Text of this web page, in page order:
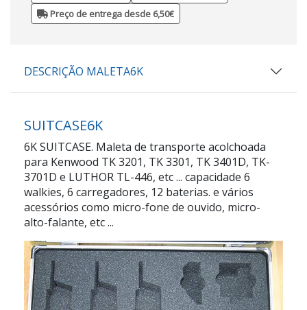
Preço de entrega desde 6,50€
DESCRIÇÃO MALETA6K
SUITCASE6K
6K SUITCASE. Maleta de transporte acolchoada
para Kenwood TK 3201, TK 3301, TK 3401D, TK-
3701D e LUTHOR TL-446, etc ... capacidade 6
walkies, 6 carregadores, 12 baterias. e vários
acessórios como micro-fone de ouvido, micro-
alto-falante, etc ...